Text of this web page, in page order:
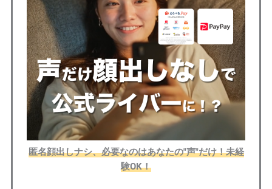
匿名顔出しナシ、必要なのはあなたの"声"だけ！未経
験OK！